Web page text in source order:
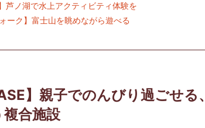
芦ノ湖で水上アクティビティ体験を
ーク】富士山を眺めながら遊べる
】親子でのんびり過ごせる
合施設